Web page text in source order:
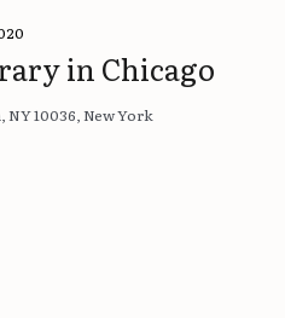
de
in Chicago
10036, New York